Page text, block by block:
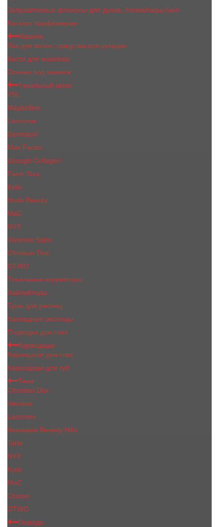
Заправляемые флаконы для духов, Атомайзеры 5мл
Каталог парфюмерии
Макияж
Лак для волос, средства для укладки
Кисти для макияжа
Основа под макияж
Тональный крем
YSL
Maybelline
Lancome
Dermacol
Max Factor
Enough Collagen
Farm Stay
Kylie
Huda Beauty
МаС
NYX
Vivienne Sabo
Сhristiаn Diоr
OTWO
Тональные корректоры
Хайлайтеры
Тушь для ресниц
Накладные ресницы
Подводка для глаз
Карандаши
Карандаши для глаз
Карандаши для губ
Тени
Christian Dior
Versace
Lancome
Anastasia Beverly Hills
Tarte
NYX
Kylie
MaC
Сhanеl
OTWO
Помада